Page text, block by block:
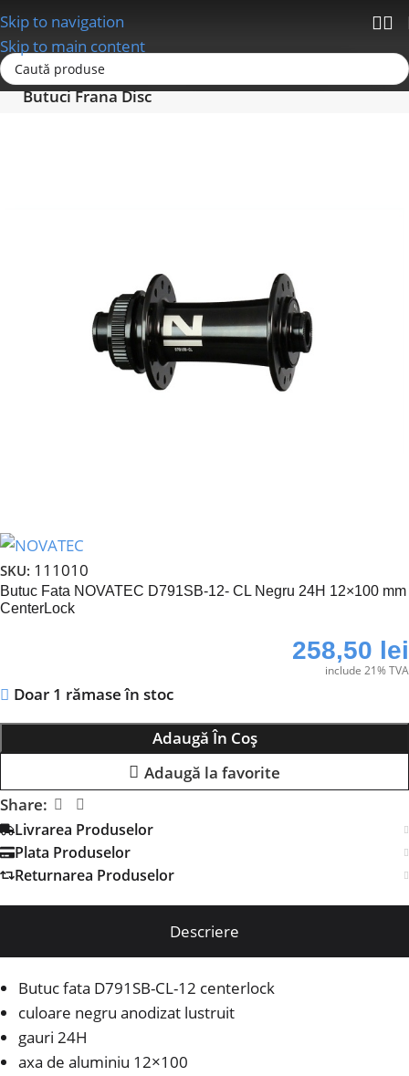
Skip to navigation
Skip to main content
Prima pagină
Butuci Frana Disc
SKU: 111010
Butuc Fata NOVATEC D791SB-12- CL Negru 24H 12×100 mm
CenterLock
258,50 lei
include 21% TVA
Doar 1 rămase în stoc
Adaugă În Coș
Adaugă la favorite
Share:
Livrarea Produselor
Plata Produselor
Returnarea Produselor
Descriere
Butuc fata D791SB-CL-12 centerlock
culoare negru anodizat lustruit
gauri 24H
axa de aluminiu 12×100